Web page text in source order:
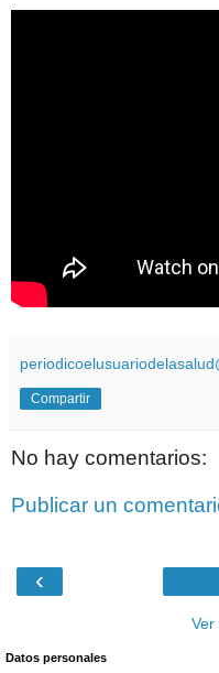
Compartir
No hay comentarios:
Publicar un
‹
Ver
Datos personales